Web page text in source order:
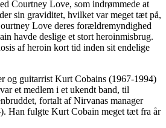
Courtney Love, som indrømmede at
sin graviditet, hvilket var meget tæt på,
Love deres forældremyndighed
havde deslige et stort heroinmisbrug.
af heroin kort tid inden sit endelige
og guitarrist Kurt Cobains (1967-1994)
et medlem i et ukendt band, til
fortalt af Nirvanas manager
Han fulgte Kurt Cobain meget tæt fra år